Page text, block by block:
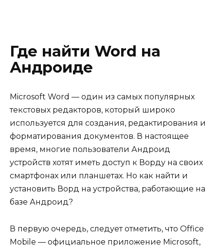
Где найти Word на
Андроиде
Microsoft Word — один из самых популярных
текстовых редакторов, который широко
используется для создания, редактирования и
форматирования документов. В настоящее
время, многие пользователи Андроид
устройств хотят иметь доступ к Ворду на своих
смартфонах или планшетах. Но как найти и
установить Ворд на устройства, работающие на
базе Андроид?
В первую очередь, следует отметить, что Office
Mobile — официальное приложение Microsoft,